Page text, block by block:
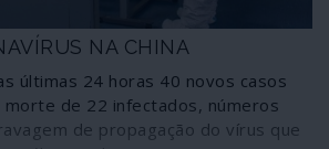
NA CHINA
últimas 24 horas 40 novos casos
morte de 22 infectados, números
de propagação do vírus que